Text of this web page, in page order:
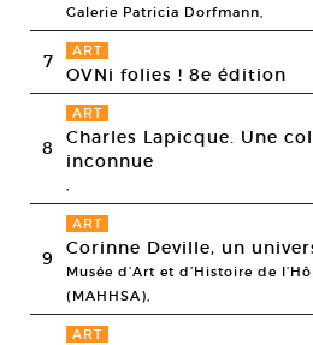
Galerie Patricia Dorfmann,
7 ART
OVNi folies ! 8e édition
8
ART
Charles Lapicque. Une
inconnue
,
9
ART
Corinne Deville, un
Musée d’Art et d’Histoire de
(MAHHSA),
ART